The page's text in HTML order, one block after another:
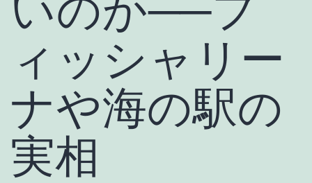
ィッシャリー
ナや海の駅の
実相